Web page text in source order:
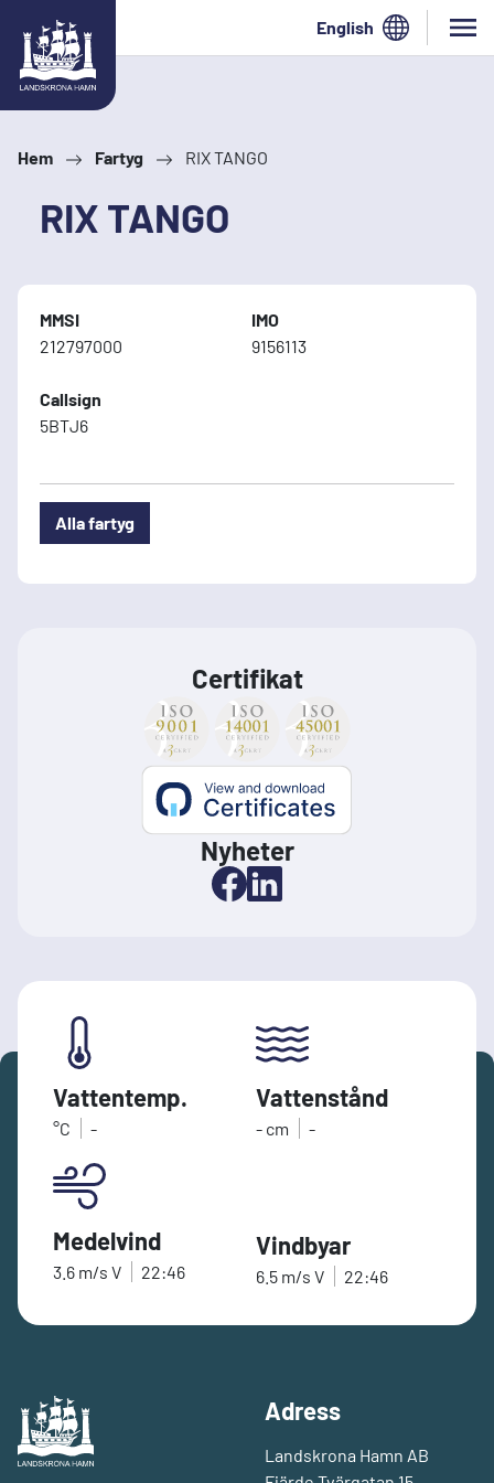
English
Hem Fartyg RIX TANGO
RIX TANGO
MMSI
212797000
IMO
9156113
Callsign
5BTJ6
Alla fartyg
Certifikat
Nyheter
Vattentemp.
°C -
Vattenstånd
- cm -
Medelvind
3.6 m/s V 22:46
Vindbyar
6.5 m/s V 22:46
Adress
Landskrona Hamn AB